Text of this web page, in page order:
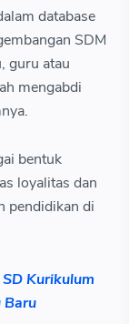
database
SDM
guru atau
mengabdi
bentuk
loyalitas dan
pendidikan di
Kurikulum
Baru